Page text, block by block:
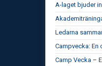
A-laget bjuder
Ledarna
Campvecka: En
Camp Vecka –